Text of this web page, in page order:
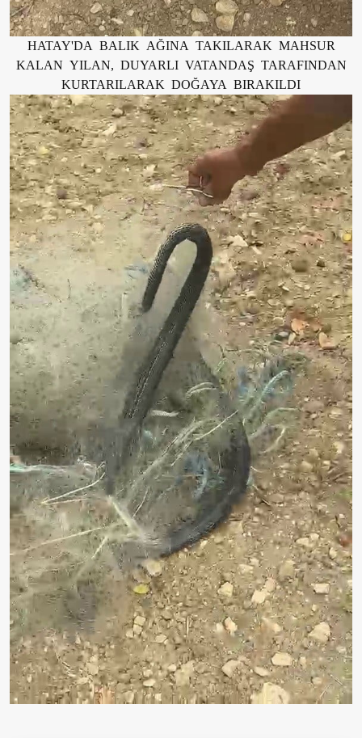
HATAY'DA BALIK AĞINA TAKILARAK MAHSUR
KALAN YILAN, DUYARLI VATANDAŞ TARAFINDAN
KURTARILARAK DOĞAYA BIRAKILDI